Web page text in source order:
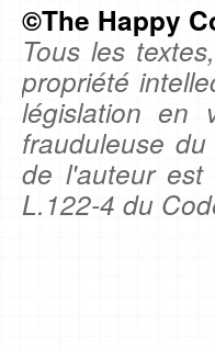
©The Happy
Tous les
propriété
législation en
frauduleuse
de l'auteur est
L.122-4 du